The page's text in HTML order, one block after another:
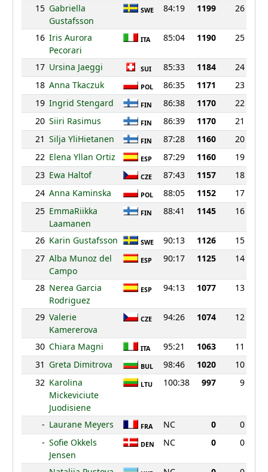
15 Gabriella
Gustafsson
SWE 84:19 1199 26
16 Iris Aurora
Pecorari
ITA 85:04 1190 25
17 Ursina Jaeggi SUI 85:33 1184
24
18 Anna Tkaczuk POL 86:35 1171
23
19 Ingrid Stengard FIN 86:38 1170
22
20 Siiri Rasimus FIN 86:39 1170
21
21 Silja YliHietanen FIN 87:28 1160
20
22 Elena Yllan Ortiz ESP 87:29 1160
19
23 Ewa Haltof CZE 87:43 1157
18
24 Anna Kaminska POL 88:05 1152
17
25 EmmaRiikka
Laamanen
FIN 88:41 1145 16
26 Karin Gustafsson SWE 90:13 1126
15
27 Alba Munoz del
Campo
ESP 90:17 1125 14
28 Nerea Garcia
Rodriguez
ESP 94:13 1077 13
29 Valerie
Kamererova
CZE 94:26 1074 12
30 Chiara Magni ITA 95:21 1063
11
31 Greta Dimitrova BUL 98:46 1020
10
32 Karolina
Mickeviciute
Juodisiene
LTU 100:38 997 9
- Laurane Meyers FRA NC 0
0
- Sofie Okkels
Jensen
DEN NC 0 0